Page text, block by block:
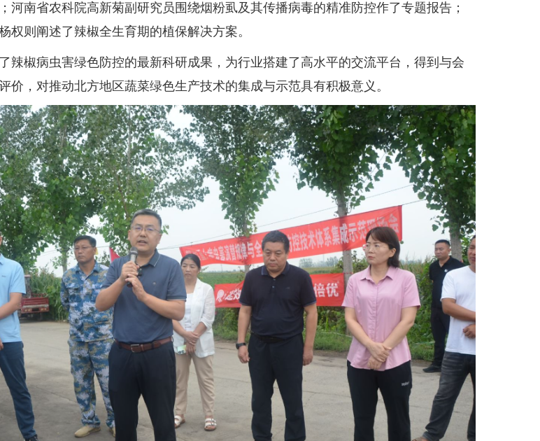
河南省农科院高新菊副研究员围绕烟粉虱及其传播病毒的精准防控作了专题报告；
权则阐述了辣椒全生育期的植保解决方案。
椒病虫害绿色防控的最新科研成果，为行业搭建了高水平的交流平台，得到与会
价，对推动北方地区蔬菜绿色生产技术的集成与示范具有积极意义。